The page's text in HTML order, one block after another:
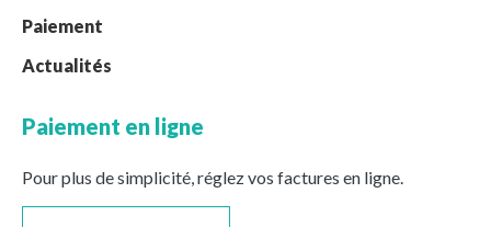
Paiement
Actualités
Paiement en ligne
Pour plus de simplicité, réglez vos factures en ligne.